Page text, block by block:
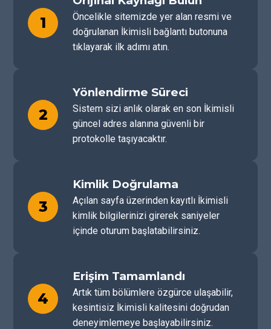
1
Öncelikle sitemizde yer alan resmi ve
doğrulanan İkimisli bağlantı butonuna
tıklayarak ilk adımı atın.
2
Yönlendirme Süreci
Sistem sizi anlık olarak en son İkimisli
güncel adres alanına güvenli bir
protokolle taşıyacaktır.
3
Kimlik Doğrulama
Açılan sayfa üzerinden kayıtlı İkimisli
kimlik bilgilerinizi girerek saniyeler
içinde oturum başlatabilirsiniz.
4
Erişim Tamamlandı
Artık tüm bölümlere özgürce ulaşabilir,
kesintisiz İkimisli kalitesini doğrudan
deneyimlemeye başlayabilirsiniz.